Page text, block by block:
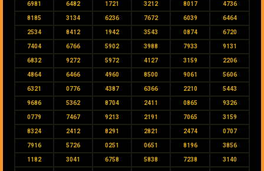
6981 6482 1721 3212 8017 4736
8185 3134 6236 7672 6039 6464
2534 8412 1942 3543 0874 6720
7404 6766 5902 3988 7933 9131
6832 9272 5972 4127 3159 2206
4864 6466 4960 8500 9061 5606
6321 0776 4387 6366 2210 5443
9686 5362 8704 2411 0865 9326
0779 7467 9213 2191 7065 3159
8324 2412 8291 2821 2474 0707
7916 5726 0251 0651 8196 3856
1182 3041 6758 5838 7238 3140